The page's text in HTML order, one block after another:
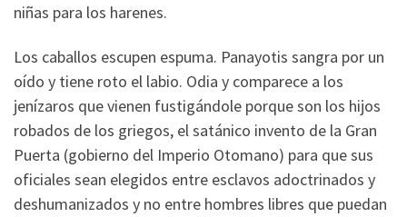
niñas para los harenes.
Los caballos escupen espuma. Panayotis sangra por un
oído y tiene roto el labio. Odia y comparece a los
jenízaros que vienen fustigándole porque son los hijos
robados de los griegos, el satánico invento de la Gran
Puerta (gobierno del Imperio Otomano) para que sus
oficiales sean elegidos entre esclavos adoctrinados y
deshumanizados y no entre hombres libres que puedan